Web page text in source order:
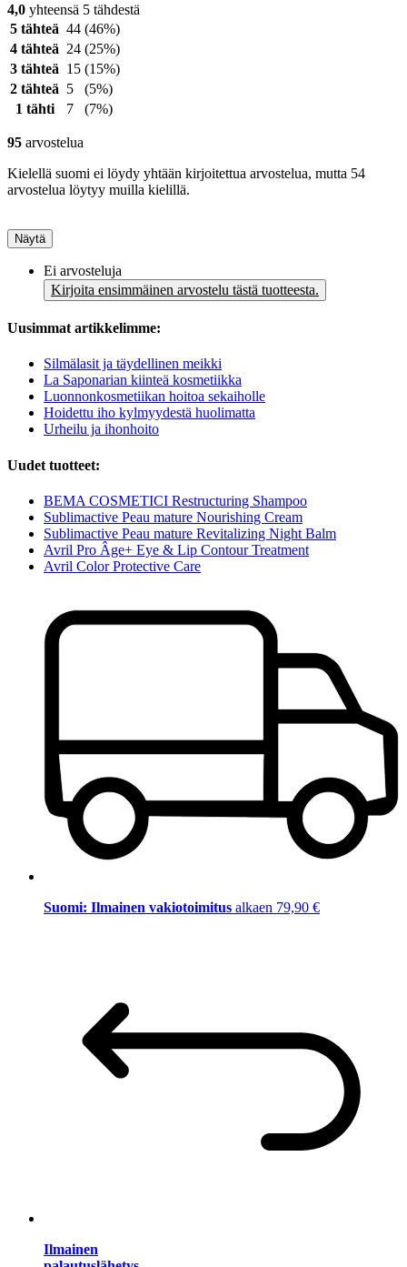
4,0 yhteensä 5 tähdestä
5 tähteä 44 (46%)
4 tähteä 24 (25%)
3 tähteä 15 (15%)
2 tähteä 5
(5%)
1 tähti
7 (7%)
95 arvostelua
Kielellä suomi ei löydy yhtään kirjoitettua arvostelua, mutta 54
arvostelua löytyy muilla kielillä.
Näytä
Ei arvosteluja
Kirjoita ensimmäinen arvostelu tästä tuotteesta.
Uusimmat artikkelimme:
Silmälasit ja täydellinen meikki
La Saponarian kiinteä kosmetiikka
Luonnonkosmetiikan hoitoa sekaiholle
Hoidettu iho kylmyydestä huolimatta
Urheilu ja ihonhoito
Uudet tuotteet:
BEMA COSMETICI Restructuring Shampoo
Sublimactive Peau mature Nourishing Cream
Sublimactive Peau mature Revitalizing Night Balm
Avril Pro Âge+ Eye & Lip Contour Treatment
Avril Color Protective Care
Suomi: Ilmainen vakiotoimitus alkaen 79,90 €
Ilmainen